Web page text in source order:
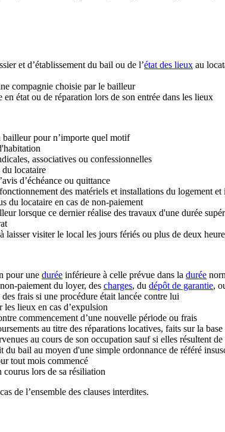
et d’établissement du bail ou de l’état des lieux au
compagnie choisie par le bailleur
état ou de réparation lors de son entrée dans les lieux
bailleur pour n’importe quel motif
associatives ou confessionnelles
du locataire
d’échéance ou quittance
des matériels et installations du logement et
du locataire en cas de non-paiement
lorsque ce dernier réalise des travaux d'une durée
visiter le local les jours fériés ou plus de deux
pour une durée inférieure à celle prévue dans la durée
paiement du loyer, des charges, du dépôt de garantie,
frais si une procédure était lancée contre lui
lieux en cas d’expulsion
commencement d’une nouvelle période ou frais
au titre des réparations locatives, faits sur la
au cours de son occupation sauf si elles résultent
bail au moyen d'une simple ordonnance de référé
tout mois commencé
lors de sa résiliation
de l’ensemble des clauses interdites.